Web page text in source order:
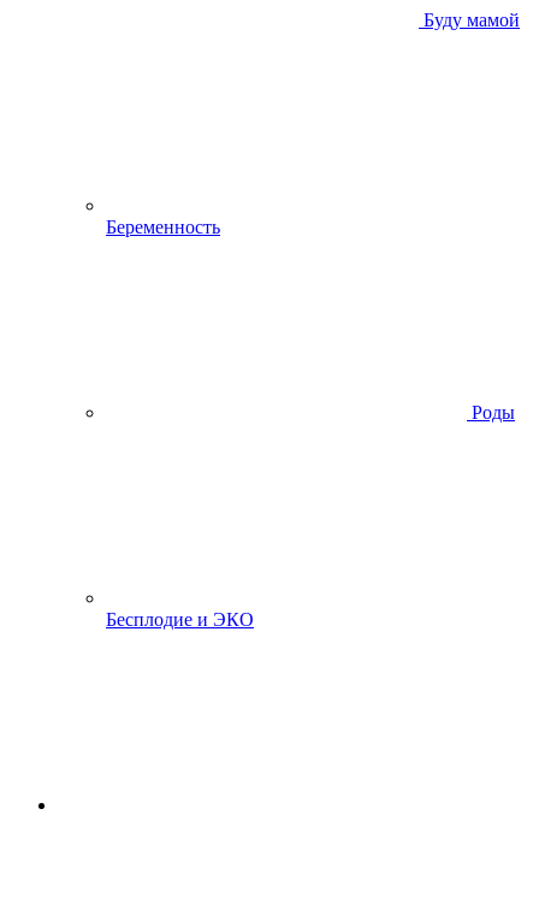
Буду мамой
Беременность
Роды
Бесплодие и ЭКО